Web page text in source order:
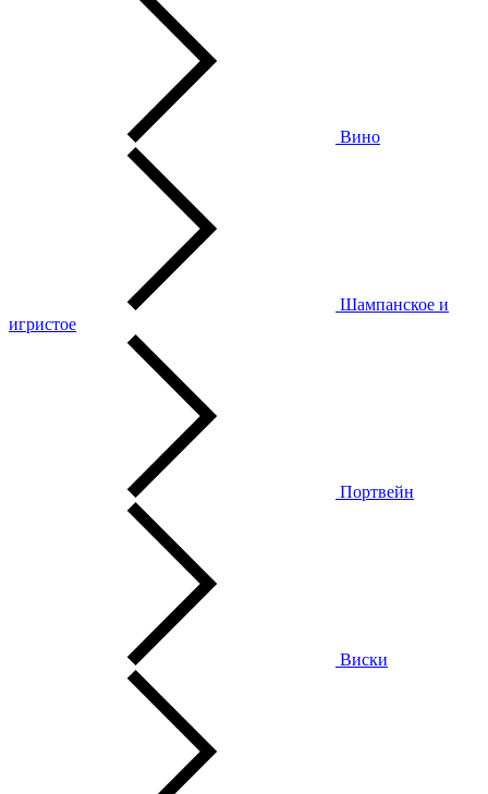
Вино
Шампанское и
игристое
Портвейн
Виски